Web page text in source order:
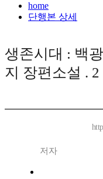
home
단행본 상세
생존시대 : 백
지 장편소설 . 2
저자